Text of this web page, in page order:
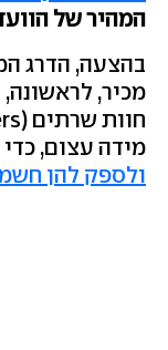
המהיר של
בהצעה, הדרג
מכיר,
מידה עצום,
ולספק להן